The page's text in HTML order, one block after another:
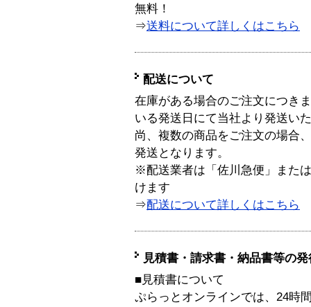
無料！
⇒送料について詳しくはこちら
配送について
在庫がある場合のご注文につき
いる発送日にて当社より発送い
尚、複数の商品をご注文の場合
発送となります。
※配送業者は「佐川急便」また
けます
⇒配送について詳しくはこちら
見積書・請求書・納品書等の
■見積書について
ぷらっとオンラインでは、24時